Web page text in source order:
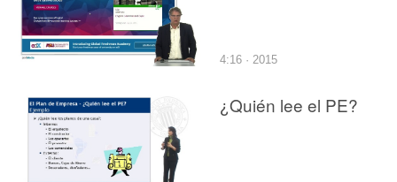
4:16 · 2015
¿Quién lee el PE?